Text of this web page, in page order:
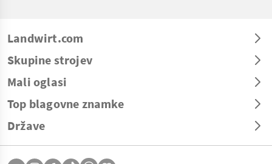
Landwirt.com
Skupine strojev
Mali oglasi
Top blagovne znamke
Države